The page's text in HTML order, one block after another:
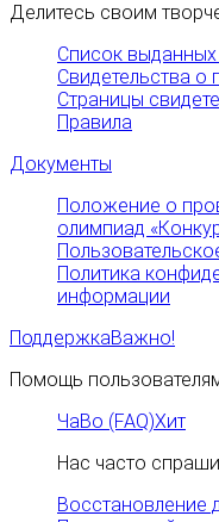
Делитесь своим
Список выданных
Свидетельства о
Страницы
Правила
Документы
Положение о
олимпиад
Политика
информации
ПоддержкаВажно!
Помощь
ЧаВо (FAQ)Хит
Нас часто
Восстановление